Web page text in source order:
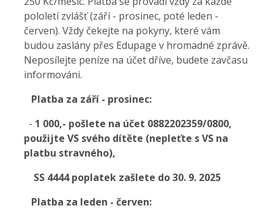
pololetí zvlášť (září - prosinec, poté leden -
červen). Vždy čekejte na pokyny, které vám
budou zaslány přes Edupage v hromadné zprávě.
Neposílejte peníze na účet dříve, budete zavčasu
informováni.
Platba za září - prosinec:
- 1 000,- pošlete na účet 0882202359/0800,
použijte VS svého dítěte (nepleťte s VS na
platbu stravného),
SS 4444poplatek zašlete do 30. 9. 2025
Platba za leden - červen: